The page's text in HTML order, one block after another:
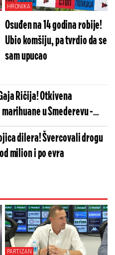
HRONIKA
Osuđen na 14 godina robije!
Ubio komšiju, pa tvrdio da se
sam upucao
Ričija! Otkivena
u Smederevu -
je još pronađeno (FOTO)
dilera! Švercovali drogu
milion i po evra
PARTIZAN